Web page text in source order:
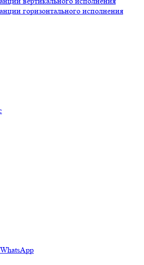
горизонтального исполнения